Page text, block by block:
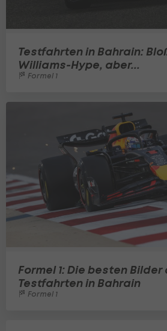
Testfahrten in Bahrain:
Williams-Hype, aber...
Formel 1
Formel 1: Die besten Bilder
Testfahrten in Bahrain
Formel 1